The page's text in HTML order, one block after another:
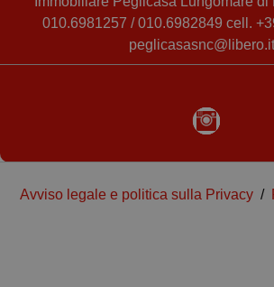
010.6981257 / 010.6982849 cell.
peglicasasnc@libero.it
Avviso legale e politica sulla Privacy /